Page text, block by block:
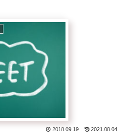
2018.09.19 2021.08.04